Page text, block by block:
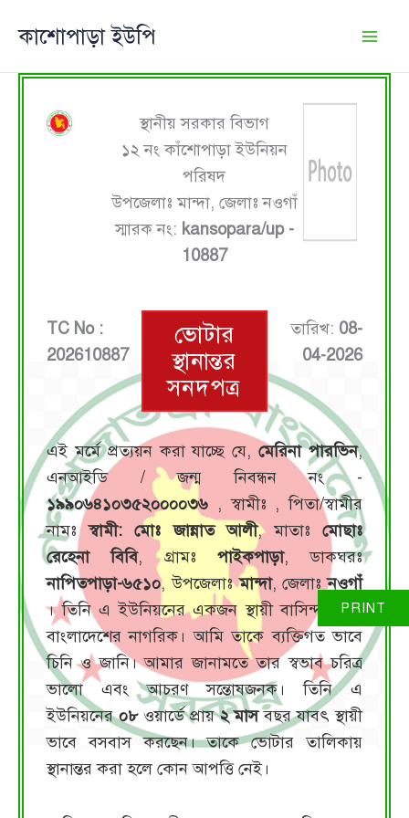
কাশোপাড়া ইউপি
স্থানীয় সরকার বিভাগ
১২ নং কাঁশোপাড়া ইউনিয়ন
পরিষদ
উপজেলাঃ মান্দা, জেলাঃ নওগাঁ
স্মারক নং: kansopara/up -
10887
TC No :
202610887
ভোটার
স্থানান্তর
সনদপত্র
তারিখ: 08-
04-2026
এই মর্মে প্রত্যয়ন করা যাচ্ছে যে,মেরিনা পারভিন,
এনআইডি / জন্ম নিবন্ধন নং -
১৯৯০৬৪১০৩৫২০০০০৩৬ , স্বামীঃ , পিতা/স্বামীর
নামঃস্বামী: মোঃ জান্নাত আলী, মাতাঃমোছাঃ
রেহেনা বিবি, গ্রামঃ পাইকপাড়া, ডাকঘরঃ
নাপিতপাড়া-৬৫১০, উপজেলাঃমান্দা, জেলাঃনওগাঁ
। তিনি এ ইউনিয়নের একজন স্থায়ী বাসিন্দা এবং
বাংলাদেশের নাগরিক। আমি তাকে ব্যক্তিগত ভাবে
চিনি ও জানি। আমার জানামতে তার স্বভাব চরিত্র
ভালো এবং আচরণ সন্তোষজনক। তিনি এ
ইউনিয়নের০৮ওয়ার্ডে প্রায়২ মাসবছর যাবৎ স্থায়ী
ভাবে বসবাস করছেন। তাকে ভোটার তালিকায়
স্থানান্তর করা হলে কোন আপত্তি নেই।